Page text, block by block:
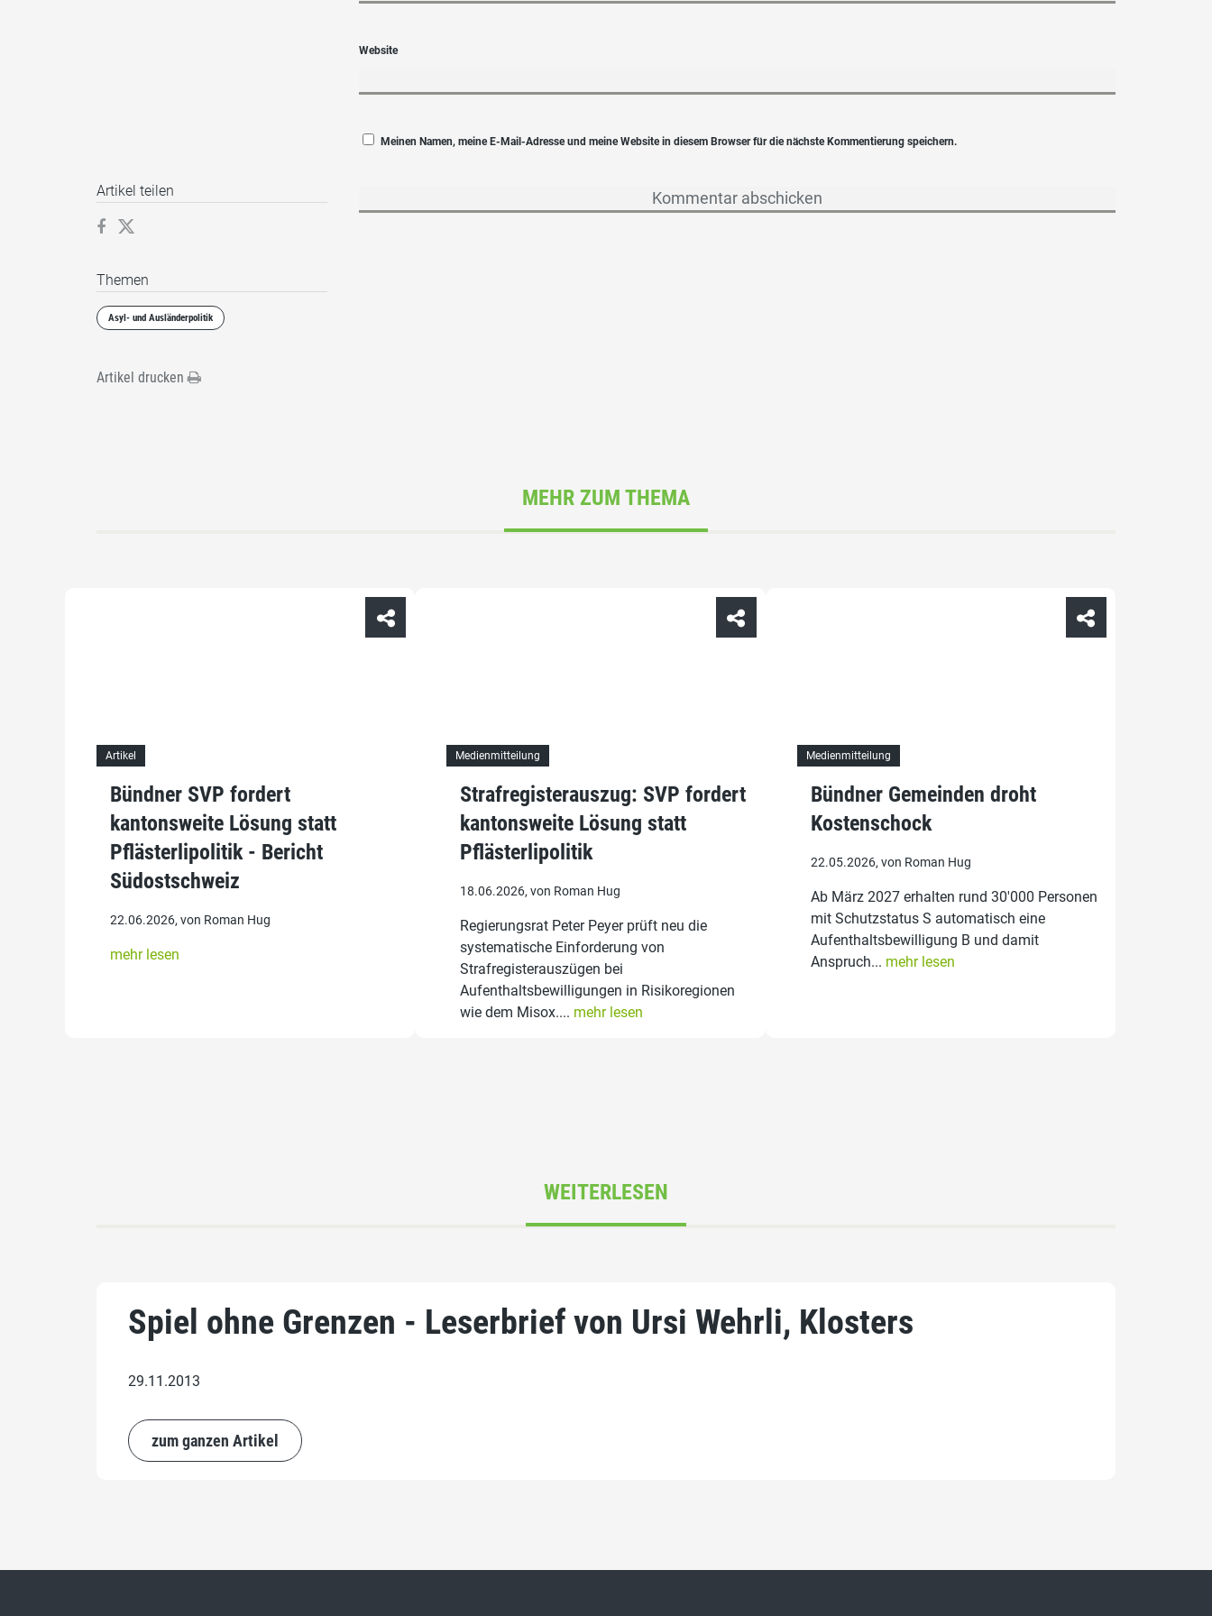
Website
Meinen Namen, meine E-Mail-Adresse und meine Website in diesem Browser für die nächste Kommentierung speichern.
Artikel teilen
Themen
Asyl- und Ausländerpolitik
Artikel drucken
MEHR ZUM THEMA
Artikel
Bündner SVP fordert
kantonsweite Lösung statt
Pflästerlipolitik - Bericht
Südostschweiz
22.06.2026, von Roman Hug
mehr lesen
Medienmitteilung
Strafregisterauszug: SVP fordert
kantonsweite Lösung statt
Pflästerlipolitik
18.06.2026, von Roman Hug
Regierungsrat Peter Peyer prüft neu die
systematische Einforderung von
Strafregisterauszügen bei
Aufenthaltsbewilligungen in Risikoregionen
wie dem Misox.... mehr lesen
Medienmitteilung
Bündner Gemeinden droht
Kostenschock
22.05.2026, von Roman Hug
Ab März 2027 erhalten rund 30'000 Personen
mit Schutzstatus S automatisch eine
Aufenthaltsbewilligung B und damit
Anspruch... mehr lesen
WEITERLESEN
Spiel ohne Grenzen - Leserbrief von Ursi Wehrli, Klosters
29.11.2013
zum ganzen Artikel